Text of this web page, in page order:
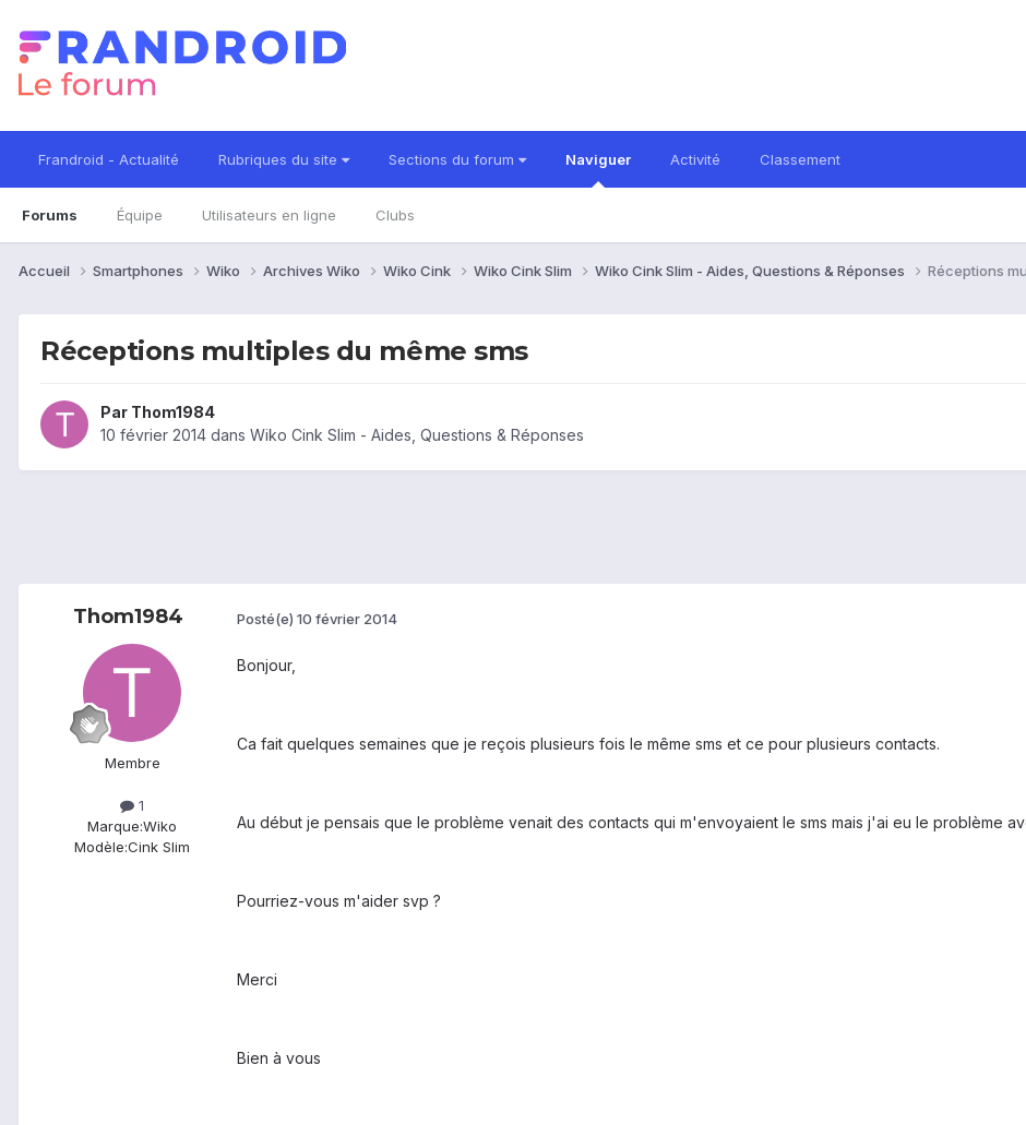
Frandroid - Actualité Rubriques du site Sections du forum Naviguer
Forums Équipe Utilisateurs en ligne Clubs
Activité Classement
Accueil Smartphones Wiko Archives Wiko Wiko Cink Wiko Cink Slim Wiko Cink Slim - Aides, Questions & Réponses Réceptions
Réceptions multiples du même sms
Par Thom1984
10 février 2014 dans Wiko Cink Slim - Aides, Questions & Réponses
Thom1984
Membre
1
Marque:Wiko
Modèle:Cink Slim
Posté(e) 10 février 2014
Bonjour,
Ca fait quelques semaines que je reçois plusieurs fois le même sms et ce pour plusieurs contacts.
Au début je pensais que le problème venait des contacts qui m'envoyaient le sms mais j'ai eu le problème
Pourriez-vous m'aider svp ?
Merci
Bien à vous